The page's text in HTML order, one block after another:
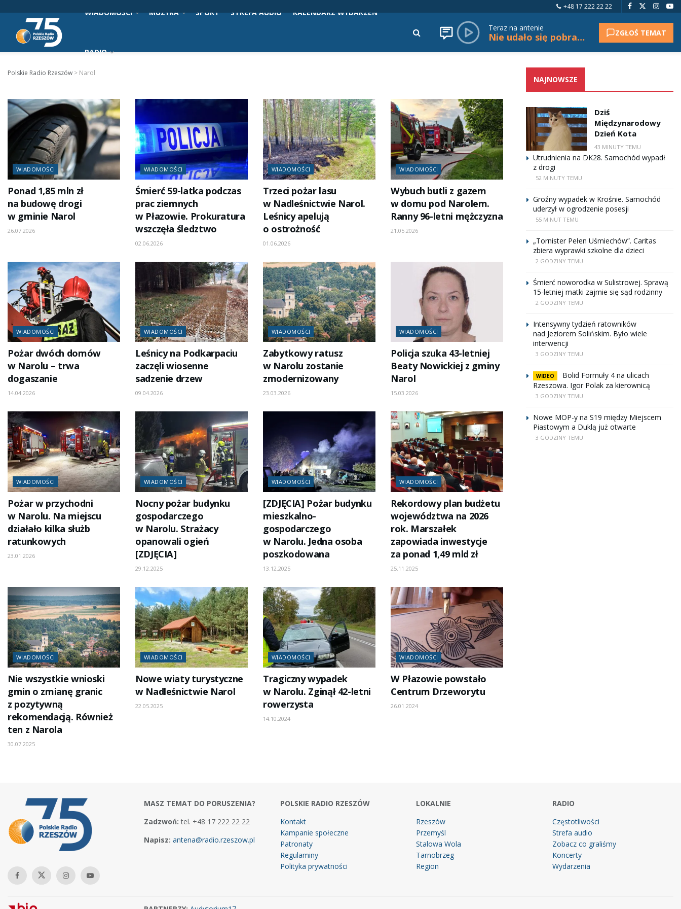
+48 17 222 22 22
WIADOMOŚCI MUZYKA SPORT STREFA AUDIO KALENDARZ WYDARZEŃ
RADIO
Teraz na antenie
Nie udało się pobrać tytułu. ZGŁOŚ TEMAT
Polskie Radio Rzeszów > Narol
WIADOMOŚCI
Ponad 1,85 mln zł
na budowę drogi
w gminie Narol
26.07.2026
WIADOMOŚCI
Śmierć 59-latka podczas
prac ziemnych
w Płazowie. Prokuratura
wszczęła śledztwo
02.06.2026
WIADOMOŚCI
Trzeci pożar lasu
w Nadleśnictwie Narol.
Leśnicy apelują
o ostrożność
01.06.2026
WIADOMOŚCI
Wybuch butli z gazem
w domu pod Narolem.
Ranny 96-letni mężczyzna
21.05.2026
WIADOMOŚCI
Pożar dwóch domów
w Narolu – trwa
dogaszanie
14.04.2026
WIADOMOŚCI
Leśnicy na Podkarpaciu
zaczęli wiosenne
sadzenie drzew
09.04.2026
WIADOMOŚCI
Zabytkowy ratusz
w Narolu zostanie
zmodernizowany
23.03.2026
WIADOMOŚCI
Policja szuka 43-letniej
Beaty Nowickiej z gminy
Narol
15.03.2026
WIADOMOŚCI
Pożar w przychodni
w Narolu. Na miejscu
działało kilka służb
ratunkowych
23.01.2026
WIADOMOŚCI
Nocny pożar budynku
gospodarczego
w Narolu. Strażacy
opanowali ogień
[ZDJĘCIA]
29.12.2025
WIADOMOŚCI
[ZDJĘCIA] Pożar budynku
mieszkalno-
gospodarczego
w Narolu. Jedna osoba
poszkodowana
13.12.2025
WIADOMOŚCI
Rekordowy plan budżetu
województwa na 2026
rok. Marszałek
zapowiada inwestycje
za ponad 1,49 mld zł
25.11.2025
WIADOMOŚCI
Nie wszystkie wnioski
gmin o zmianę granic
z pozytywną
rekomendacją. Również
ten z Narola
30.07.2025
WIADOMOŚCI
Nowe wiaty turystyczne
w Nadleśnictwie Narol
22.05.2025
WIADOMOŚCI
Tragiczny wypadek
w Narolu. Zginął 42-letni
rowerzysta
14.10.2024
WIADOMOŚCI
W Płazowie powstało
Centrum Drzeworytu
26.01.2024
NAJNOWSZE
Dziś
Międzynarodowy
Dzień Kota
43 MINUTY TEMU
Utrudnienia na DK28. Samochód wypadł
z drogi
52 MINUTY TEMU
Groźny wypadek w Krośnie. Samochód
uderzył w ogrodzenie posesji
55 MINUT TEMU
„Tornister Pełen Uśmiechów”. Caritas
zbiera wyprawki szkolne dla dzieci
2 GODZINY TEMU
Śmierć noworodka w Sulistrowej. Sprawą
15-letniej matki zajmie się sąd rodzinny
2 GODZINY TEMU
Intensywny tydzień ratowników
nad Jeziorem Solińskim. Było wiele
interwencji
3 GODZINY TEMU
WIDEO
Bolid Formuły 4 na ulicach
Rzeszowa. Igor Polak za kierownicą
3 GODZINY TEMU
Nowe MOP-y na S19 między Miejscem
Piastowym a Duklą już otwarte
3 GODZINY TEMU
MASZ TEMAT DO PORUSZENIA?
Zadzwoń: tel. +48 17 222 22 22
Napisz: antena@radio.rzeszow.pl
POLSKIE RADIO RZESZÓW
Kontakt
Kampanie społeczne
Patronaty
Regulaminy
Polityka prywatności
LOKALNIE
Rzeszów
Przemyśl
Stalowa Wola
Tarnobrzeg
Region
RADIO
Częstotliwości
Strefa audio
Zobacz co graliśmy
Koncerty
Wydarzenia